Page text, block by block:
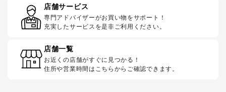
店舗サービス
専門アドバイザーがお買い物をサポート！
充実したサービスを是非ご利用ください。
店舗一覧
お近くの店舗がすぐに見つかる！
住所や営業時間はこちらからご確認できます。